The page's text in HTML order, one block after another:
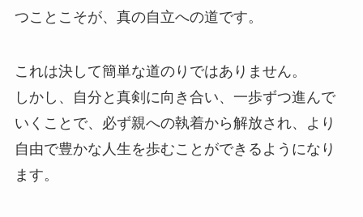
つことこそが、真の自立への道です。
これは決して簡単な道のりではありません。
しかし、自分と真剣に向き合い、一歩ずつ進んで
いくことで、必ず親への執着から解放され、より
自由で豊かな人生を歩むことができるようになり
ます。